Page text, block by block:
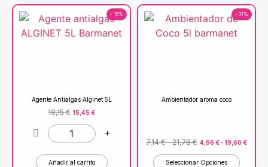
- 15%
Agente Antialgas Alginet 5L
18,15€ 15,45 €
Añadir al carrito
- 31%
Ambientador aroma coco
7,14€ -21,78€ 4,96 € - 19,60 €
Seleccionar Opciones